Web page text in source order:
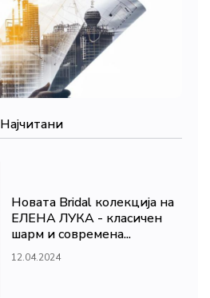
Најчитани
Новата Bridal колекција на
ЕЛЕНА ЛУКА - класичен
шарм и современа...
12.04.2024